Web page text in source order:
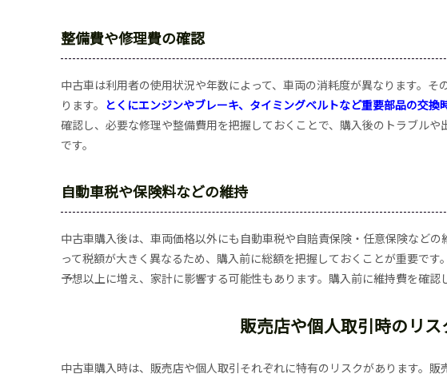
整備費や修理費の確認
中古車は利用者の使用状況や年数によって、車両の消耗度が異なります。
ります。 とくにエンジンやブレーキ、タイミングベルトなど重要部品の交換
確認し、必要な修理や整備費用を把握しておくことで、購入後のトラブル
です。
自動車税や保険料などの維持
中古車購入後は、車両価格以外にも自動車税や自賠責保険・任意保険など
って税額が大きく異なるため、購入前に総額を把握しておくことが重要で
予想以上に増え、家計に影響する可能性もあります。購入前に維持費を確認
販売店や個人取引時のリ
中古車購入時は、販売店や個人取引それぞれに特有のリスクがあります。